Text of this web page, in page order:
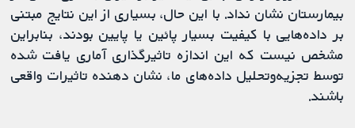
بیمارستان نشان نداد. با این حال، بسیاری از این نتایج مبتنی
بر داده‌هایی با کیفیت بسیار پائین یا پایین بودند، بنابراین
مشخص نیست که این اندازه تاثیرگذاری آماری یافت شده
توسط تجزیه‌وتحلیل داده‌های ما، نشان دهنده تاثیرات واقعی
باشند.